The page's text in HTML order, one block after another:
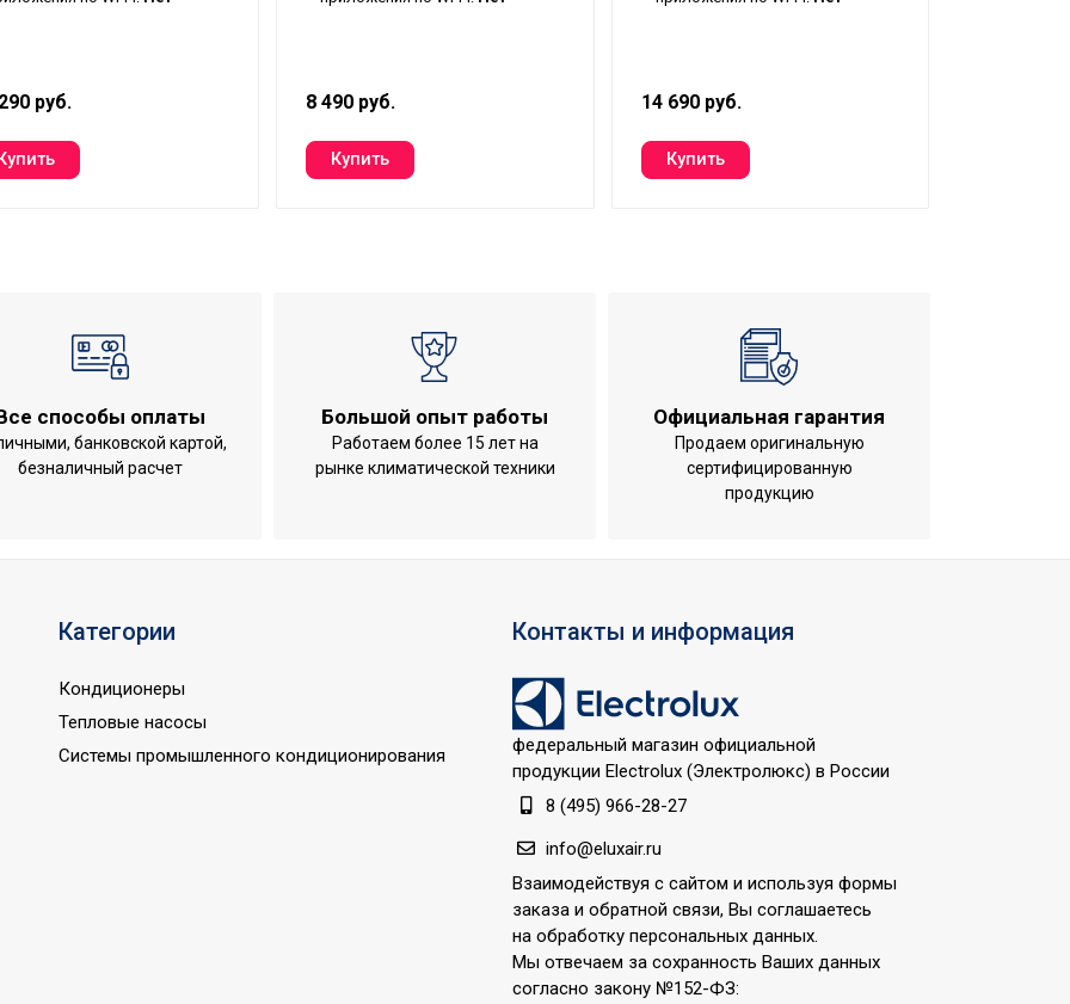
руб. 8 490 руб. 14 690 руб.
способы оплаты
банковской картой,
безналичный расчет
Большой опыт работы
Работаем более 15 лет на
рынке климатической техники
Официальная гарантия
Продаем оригинальную
сертифицированную
продукцию
Категории
Кондиционеры
Тепловые насосы
Системы промышленного кондиционирования
Контакты и информация
федеральный магазин официальной
продукции Electrolux (Электролюкс) в России
8 (495) 966-28-27
info@eluxair.ru
Взаимодействуя с сайтом и используя формы
заказа и обратной связи, Вы соглашаетесь
на обработку персональных данных.
Мы отвечаем за сохранность Ваших данных
согласно закону №152-ФЗ: